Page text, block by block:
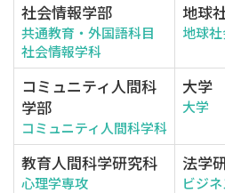
社会情報学部
共通教育・外国語科目
社会情報学科
地球
地球
コミュニティ人間科
学部
コミュニティ人間科学科
大学
大学
教育人間科学研究科
心理学専攻
法学
ビジ